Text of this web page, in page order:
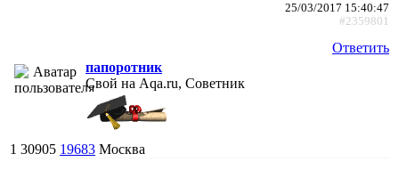
25/03/2017 15:40:47
#2359801
Ответить
папоротник
Свой на Aqa.ru, Советник
1 30905 19683 Москва